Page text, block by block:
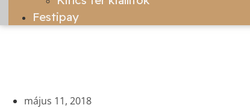
Festipay
május 11, 2018